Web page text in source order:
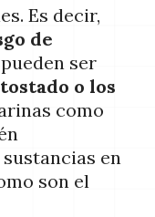
Es decir,
de
ser
o los
como
en
son el